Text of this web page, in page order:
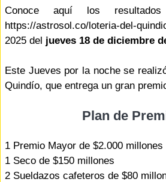
Conoce aquí los
https://astrosol.co/loteria-del-
2025 del jueves 18 de diciembre
Este Jueves por la noche se
Quindío, que entrega un gran
Plan de
1 Premio Mayor de $2.000 millones
1 Seco de $150 millones
2 Sueldazos cafeteros de $80